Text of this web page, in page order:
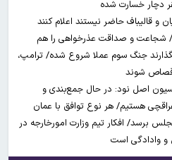
دچار خسارت شده
قالیباف حاضر نیستند اعلام کنند
شجاعت و صداقت عذرخواهی را هم
جنگ سوم عملا شروع شده/ ترامپ،
قصاص شوند
اصل نود: در حال جمع‌بندی و
هستیم/ هر نوع توافق با عمان
برسد/ افکار تیم وزارت امورخارجه در
و وادادگی است